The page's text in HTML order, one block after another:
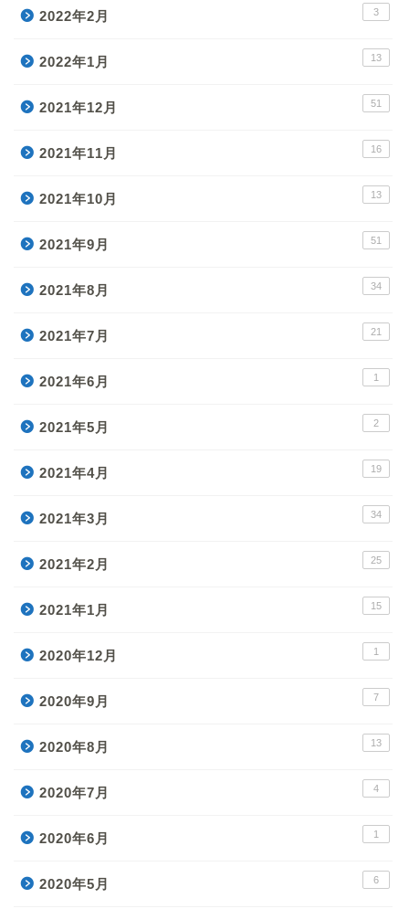
2022年2月 3
2022年1月 13
2021年12月 51
2021年11月 16
2021年10月 13
2021年9月 51
2021年8月 34
2021年7月 21
2021年6月 1
2021年5月 2
2021年4月 19
2021年3月 34
2021年2月 25
2021年1月 15
2020年12月 1
2020年9月 7
2020年8月 13
2020年7月 4
2020年6月 1
2020年5月 6